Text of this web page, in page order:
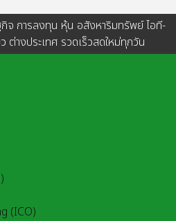
จ การลงทุน หุ้น อสังหาริมทรัพย์ ไอที-
ต่างประเทศ รวดเร็วสดใหม่ทุกวัน
(ICO)